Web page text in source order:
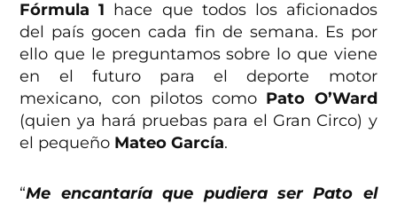
Fórmula 1 hace que todos los aficionados
del país gocen cada fin de semana. Es por
ello que le preguntamos sobre lo que viene
en el futuro para el deporte motor
mexicano, con pilotos como Pato O’Ward
(quien ya hará pruebas para el Gran Circo) y
el pequeño Mateo García.
“Me encantaría que pudiera ser Pato el